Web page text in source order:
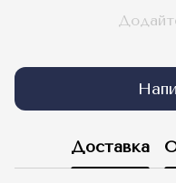
Доставка